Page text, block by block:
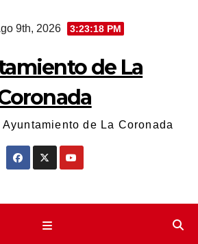
9th, 2026 3:23:18 PM
de La
de La Coronada